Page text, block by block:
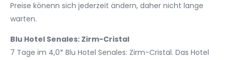
Preise könenn sich jederzeit ändern, daher nicht lange
warten.
Blu Hotel Senales: Zirm-Cristal
7 Tage im 4,0* Blu Hotel Senales: Zirm-Cristal. Das Hotel